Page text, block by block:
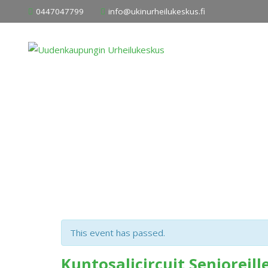
to
0447047799 info@ukinurheilukeskus.fi
This event has passed.
Kuntosalicircuit